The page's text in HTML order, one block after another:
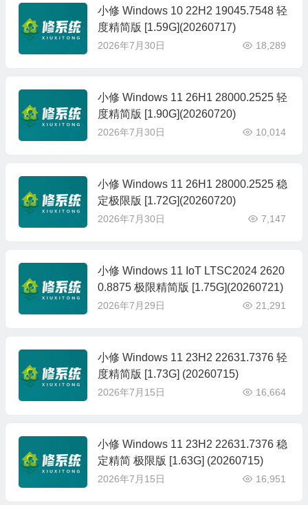
小修 Windows 10 22H2 19045.7548 轻
度精简版 [1.59G](20260717)
2026年7月30日 18,289
小修 Windows 11 26H1 28000.2525 轻
度精简版 [1.90G](20260720)
2026年7月30日 10,014
小修 Windows 11 26H1 28000.2525 稳
定极限版 [1.72G](20260720)
2026年7月30日 7,147
小修 Windows 11 IoT LTSC2024 2620
0.8875 极限精简版 [1.75G](20260721)
2026年7月29日 21,291
小修 Windows 11 23H2 22631.7376 轻
度精简版 [1.73G] (20260715)
2026年7月15日 16,664
小修 Windows 11 23H2 22631.7376 稳
定精简 极限版 [1.63G] (20260715)
2026年7月15日 16,951